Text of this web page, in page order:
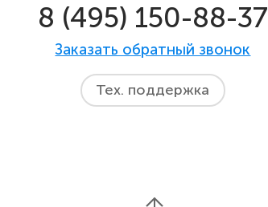
8 (495) 150-88-37
Заказать обратный звонок
Тех. поддержка